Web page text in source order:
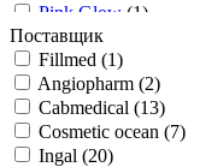
Pink Glow (1)
Repart(20)
TwAc(3)
Диспорт(2)
Релатокс(2)
NCTF
Поставщик
Fillmed (1)
Angiopharm (2)
Cabmedical (13)
Cosmetic ocean (7)
Ingal (20)